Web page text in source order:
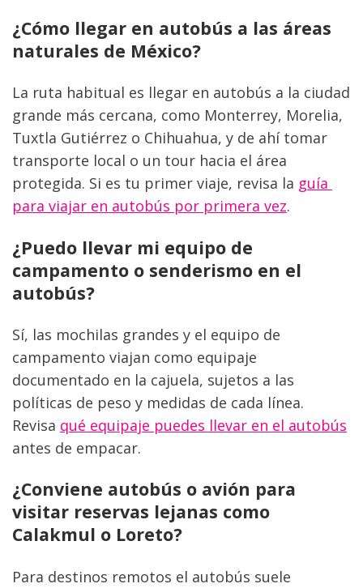
¿Cómo llegar en autobús a las áreas
naturales de México?
La ruta habitual es llegar en autobús a la ciudad
grande más cercana, como Monterrey, Morelia,
Tuxtla Gutiérrez o Chihuahua, y de ahí tomar
transporte local o un tour hacia el área
protegida. Si es tu primer viaje, revisa la guía
para viajar en autobús por primera vez.
¿Puedo llevar mi equipo de
campamento o senderismo en el
autobús?
Sí, las mochilas grandes y el equipo de
campamento viajan como equipaje
documentado en la cajuela, sujetos a las
políticas de peso y medidas de cada línea.
Revisa qué equipaje puedes llevar en el autobús
antes de empacar.
¿Conviene autobús o avión para
visitar reservas lejanas como
Calakmul o Loreto?
Para destinos remotos el autobús suele